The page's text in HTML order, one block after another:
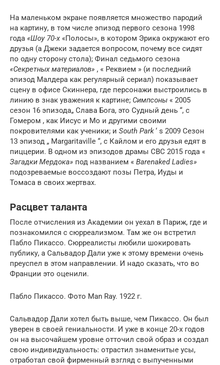
На маленьком экране появляется множество пародий
на картину, в том числе эпизод первого сезона 1998
года «Шоу 70-х «Полосы», в котором Эрика окружают его
друзья (а Джеки задается вопросом, почему все сидят
по одну сторону стола); Финал седьмого сезона
«Секретных материалов» , « Реквием » (и последний
эпизод Малдера как регулярный сериал) показывает
сцену в офисе Скиннера, где персонажи выстроились в
линию в знак уважения к картине; Симпсоны « 2005
сезон 16 эпизода„ Слава Бога, это Судный день “, с
Гомером , как Иисус и Мо и другими своими
покровителями как ученики; и South Park‘ s 2009 Сезон
13 эпизод „ Margaritaville “, с Кайлом и его друзья едят в
пиццерии. В одном из эпизодов драмы CBC 2015 года «
Загадки Мердока» под названием « Barenaked Ladies»
подозреваемые воссоздают позы Петра, Иуды и
Томаса в своих жертвах.
Расцвет таланта
После отчисления из Академии он уехал в Париж, где и
познакомился с сюрреализмом. Там же он встретил
Пабло Пикассо. Сюрреалисты любили шокировать
публику, а Сальвадор Дали уже к этому времени очень
преуспел в этом направлении. И надо сказать, что во
Франции это оценили.
Пабло Пикассо. Фото Man Ray. 1922 г.
Сальвадор Дали хотел быть выше, чем Пикассо. Он был
уверен в своей гениальности. И уже в конце 20-х годов
он на высочайшем уровне отточил свой образ и создал
свою индивидуальность: отрастил знаменитые усы,
отработал свой фирменный взгляд с выпученными